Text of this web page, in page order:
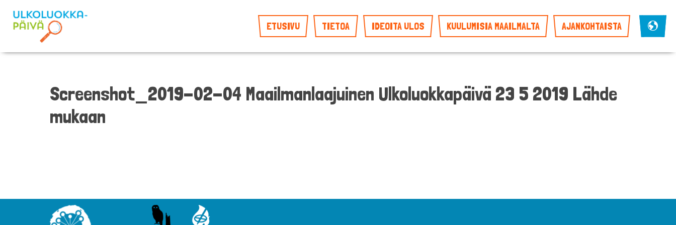
ETUSIVU TIETOA IDEOITA ULOS KUULUMISIA MAAILMALTA AJANKOHTAISTA
Screenshot_2019-02-04 Maailmanlaajuinen Ulkoluokkapäivä 23 5 2019 Lähde
mukaan